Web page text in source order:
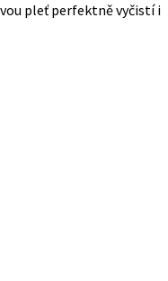
pleť perfektně vyčistí i